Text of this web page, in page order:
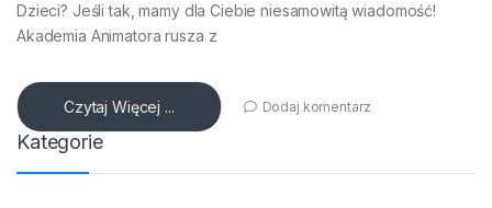
Dzieci? Jeśli tak, mamy dla Ciebie niesamowitą wiadomość!
Akademia Animatora rusza z
Czytaj Więcej ... Dodaj komentarz
Kategorie